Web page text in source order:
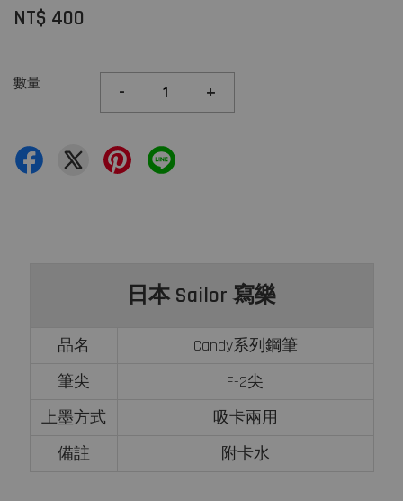
NT$ 400
數量 - +
日本 Sailor 寫樂
品名
Candy系列鋼筆
筆尖
F-2尖
上墨方式
吸卡兩用
備註
附卡水